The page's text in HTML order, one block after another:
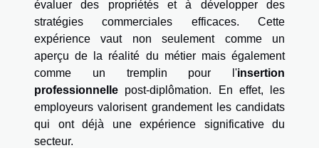
évaluer des propriétés et à développer des
stratégies commerciales efficaces. Cette
expérience vaut non seulement comme un
aperçu de la réalité du métier mais également
comme un tremplin pour l'insertion
professionnelle post-diplômation. En effet, les
employeurs valorisent grandement les candidats
qui ont déjà une expérience significative du
secteur.